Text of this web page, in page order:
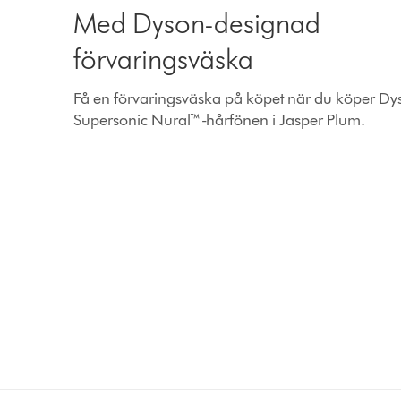
Med Dyson-designad
förvaringsväska
Få en förvaringsväska på köpet när du köper
Supersonic Nural™-hårfönen i Jasper Plum.